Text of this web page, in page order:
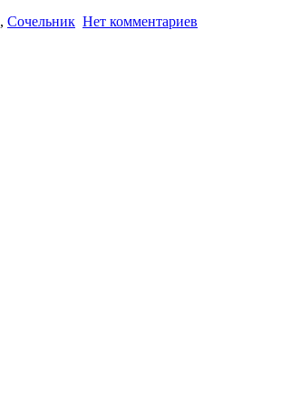
, Сочельник Нет комментариев